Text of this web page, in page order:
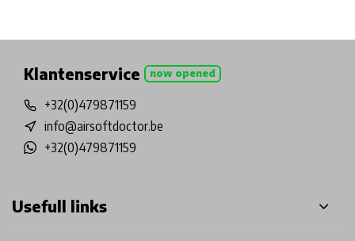
Klantenservice now opened
+32(0)479871159
info@airsoftdoctor.be
+32(0)479871159
Usefull links